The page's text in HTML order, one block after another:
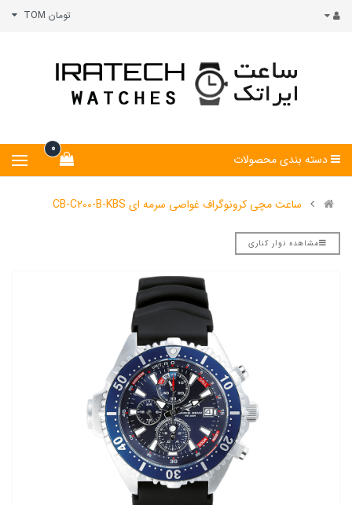
تومان TOM
0
دسته بندی محصولات
ساعت مچی کرونوگراف غواصی سرمه ای CB-C200-B-KBS
مشاهده نوار کناری